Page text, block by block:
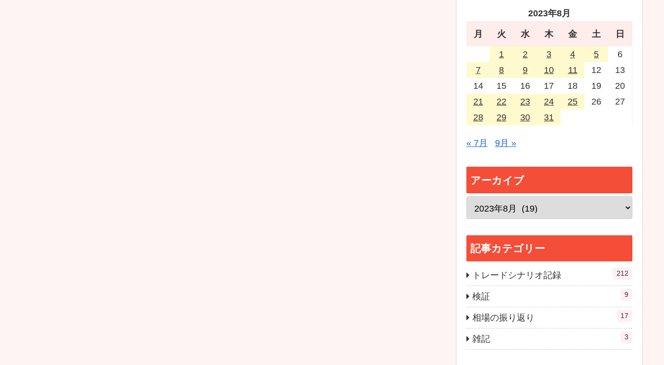
2023年8月
月 火 水 木 金 土 日
1 2 3 4 5
6
7
8 9 10 11 12
13
14
15 16 17 18 19
20
21
22 23 24 25 26
27
28
29 30 31
« 7月 9月 »
アーカイブ
記事カテゴリー
トレードシナリオ記録 212
検証 9
相場の振り返り 17
雑記 3